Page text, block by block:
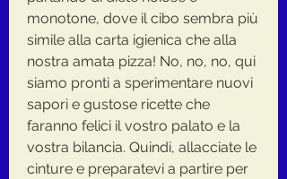
monotone, dove il cibo sembra più
simile alla carta igienica che alla
nostra amata pizza! No, no, no, qui
siamo pronti a sperimentare nuovi
sapori e gustose ricette che
faranno felici il vostro palato e la
vostra bilancia. Quindi, allacciate le
cinture e preparatevi a partire per